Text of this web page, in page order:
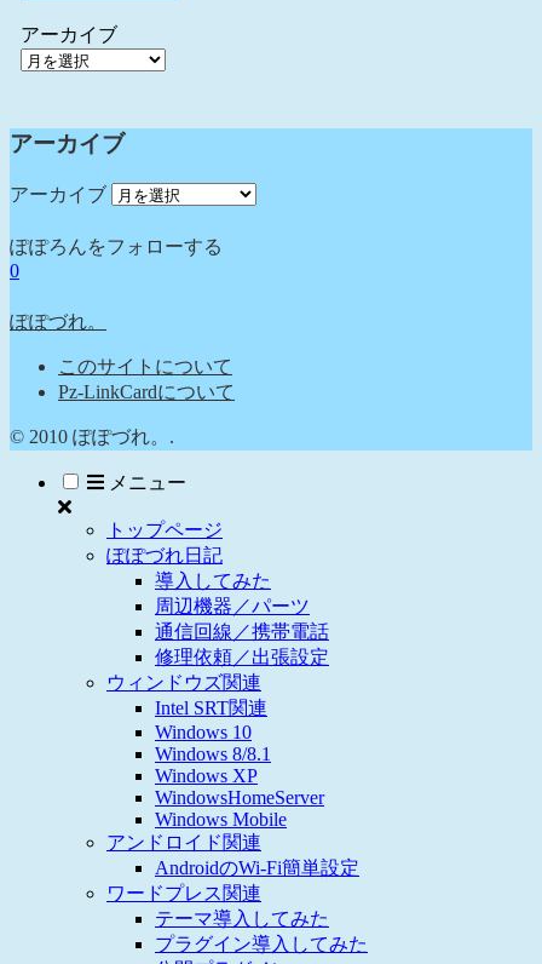
アーカイブ
アーカイブ
アーカイブ
ぽぽろんをフォローする
0
ぽぽづれ。
このサイトについて
Pz-LinkCardについて
© 2010 ぽぽづれ。.
メニュー
トップページ
ぽぽづれ日記
導入してみた
周辺機器／パーツ
通信回線／携帯電話
修理依頼／出張設定
ウィンドウズ関連
Intel SRT関連
Windows 10
Windows 8/8.1
Windows XP
WindowsHomeServer
Windows Mobile
アンドロイド関連
AndroidのWi-Fi簡単設定
ワードプレス関連
テーマ導入してみた
プラグイン導入してみた